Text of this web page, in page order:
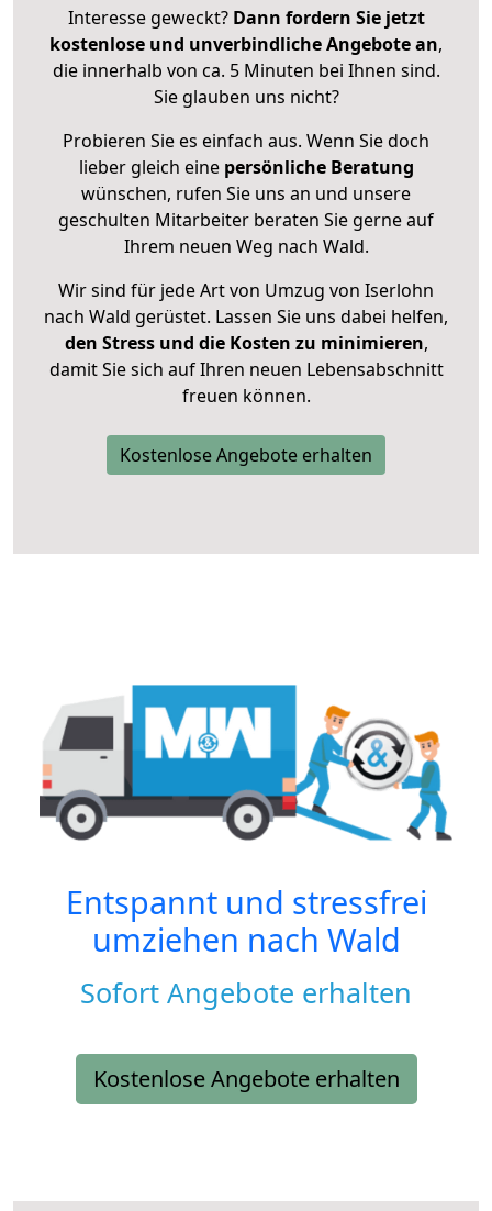
Interesse geweckt? Dann fordern Sie jetzt
kostenlose und unverbindliche Angebote an,
die innerhalb von ca. 5 Minuten bei Ihnen sind.
Sie glauben uns nicht?
Probieren Sie es einfach aus. Wenn Sie doch
lieber gleich eine persönliche Beratung
wünschen, rufen Sie uns an und unsere
geschulten Mitarbeiter beraten Sie gerne auf
Ihrem neuen Weg nach Wald.
Wir sind für jede Art von Umzug von Iserlohn
nach Wald gerüstet. Lassen Sie uns dabei helfen,
den Stress und die Kosten zu minimieren,
damit Sie sich auf Ihren neuen Lebensabschnitt
freuen können.
Kostenlose Angebote erhalten
Entspannt und stressfrei
umziehen nach Wald
Sofort Angebote erhalten
Kostenlose Angebote erhalten